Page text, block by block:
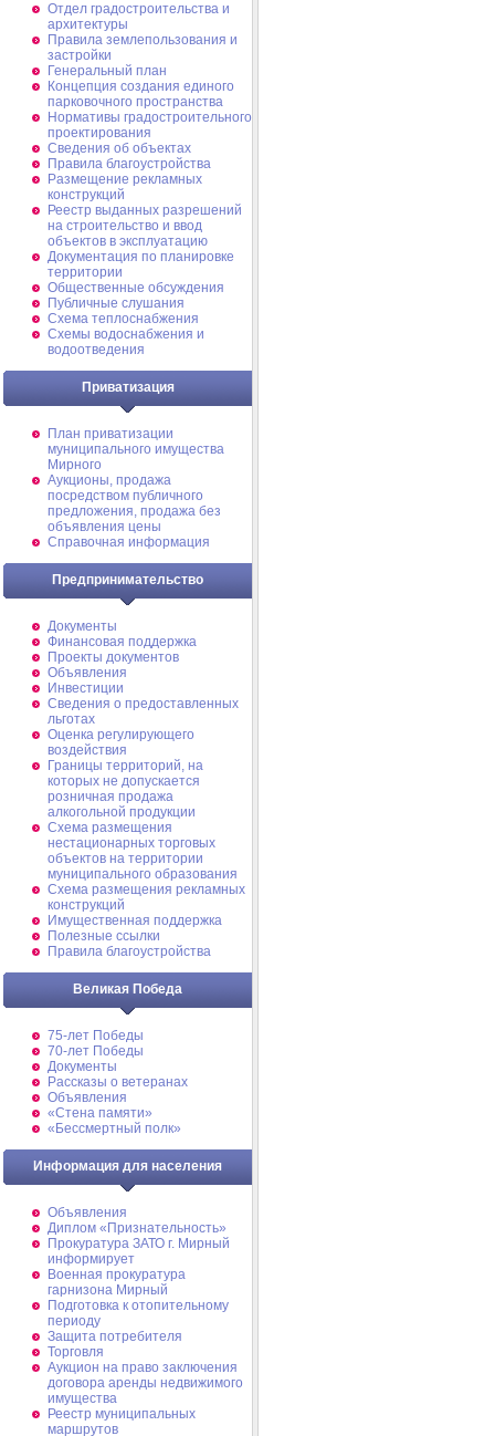
Отдел градостроительства и
архитектуры
Правила землепользования и
застройки
Генеральный план
Концепция создания единого
парковочного пространства
Нормативы градостроительного
проектирования
Сведения об объектах
Правила благоустройства
Размещение рекламных
конструкций
Реестр выданных разрешений
на строительство и ввод
объектов в эксплуатацию
Документация по планировке
территории
Общественные обсуждения
Публичные слушания
Схема теплоснабжения
Схемы водоснабжения и
водоотведения
Приватизация
План приватизации
муниципального имущества
Мирного
Аукционы, продажа
посредством публичного
предложения, продажа без
объявления цены
Справочная информация
Предпринимательство
Документы
Финансовая поддержка
Проекты документов
Объявления
Инвестиции
Сведения о предоставленных
льготах
Оценка регулирующего
воздействия
Границы территорий, на
которых не допускается
розничная продажа
алкогольной продукции
Схема размещения
нестационарных торговых
объектов на территории
муниципального образования
Схема размещения рекламных
конструкций
Имущественная поддержка
Полезные ссылки
Правила благоустройства
Великая Победа
75-лет Победы
70-лет Победы
Документы
Рассказы о ветеранах
Объявления
«Стена памяти»
«Бессмертный полк»
Информация для населения
Объявления
Диплом «Признательность»
Прокуратура ЗАТО г. Мирный
информирует
Военная прокуратура
гарнизона Мирный
Подготовка к отопительному
периоду
Защита потребителя
Торговля
Аукцион на право заключения
договора аренды недвижимого
имущества
Реестр муниципальных
маршрутов